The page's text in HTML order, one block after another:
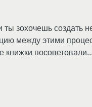
ты зохочешь создать
между этими